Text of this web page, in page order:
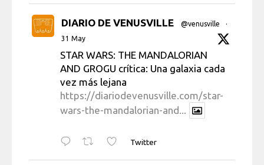
DIARIO DE VENUSVILLE @venusville
·
31 May
STAR WARS: THE MANDALORIAN
AND GROGU crítica: Una galaxia cada
vez más lejana
https://diariodevenusville.com/star-
wars-the-mandalorian-and...
Twitter